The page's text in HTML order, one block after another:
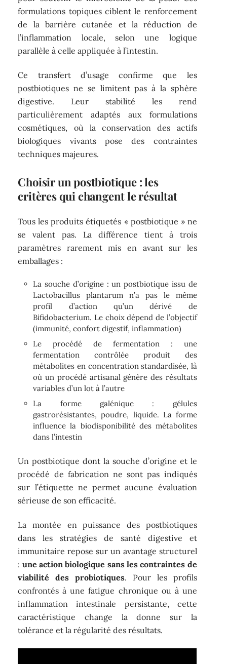
formulations topiques ciblent le renforcement
de la barrière cutanée et la réduction de
l’inflammation locale, selon une logique
parallèle à celle appliquée à l’intestin.
Ce transfert d’usage confirme que les
postbiotiques ne se limitent pas à la sphère
digestive. Leur stabilité les rend
particulièrement adaptés aux formulations
cosmétiques, où la conservation des actifs
biologiques vivants pose des contraintes
techniques majeures.
Choisir un postbiotique : les
critères qui changent le résultat
Tous les produits étiquetés « postbiotique » ne
se valent pas. La différence tient à trois
paramètres rarement mis en avant sur les
emballages :
La souche d’origine : un postbiotique issu de
Lactobacillus plantarum n’a pas le même
profil d’action qu’un dérivé de
Bifidobacterium. Le choix dépend de l’objectif
(immunité, confort digestif, inflammation)
Le procédé de fermentation : une
fermentation contrôlée produit des
métabolites en concentration standardisée, là
où un procédé artisanal génère des résultats
variables d’un lot à l’autre
La forme galénique : gélules
gastrorésistantes, poudre, liquide. La forme
influence la biodisponibilité des métabolites
dans l’intestin
Un postbiotique dont la souche d’origine et le
procédé de fabrication ne sont pas indiqués
sur l’étiquette ne permet aucune évaluation
sérieuse de son efficacité.
La montée en puissance des postbiotiques
dans les stratégies de santé digestive et
immunitaire repose sur un avantage structurel
: une action biologique sans les contraintes de
viabilité des probiotiques. Pour les profils
confrontés à une fatigue chronique ou à une
inflammation intestinale persistante, cette
caractéristique change la donne sur la
tolérance et la régularité des résultats.